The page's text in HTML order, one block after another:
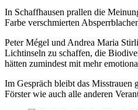
In Schaffhausen prallen die
Farbe verschmierten
Peter Mégel und Andrea Maria
Lichtinseln zu schaffen, die
hätten zumindest mit mehr
Im Gespräch bleibt das Misstrauen
Förster wie auch alle anderen